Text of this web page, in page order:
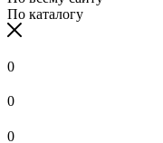
По каталогу
0
0
0